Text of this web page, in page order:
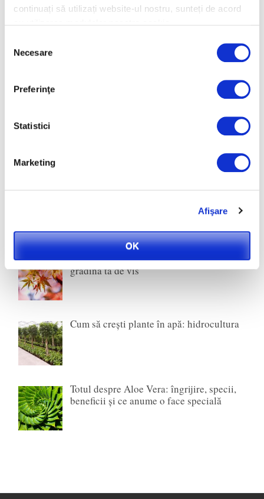
continuați să utilizați website-ul nostru, sunteți de acord
consimțământului
Necesare
Preferinţe
Statistici
Marketing
Afişare
OK
Cauta articole
for:
Idei de Aranjare a Plantelor în Balcon sau
Plante de apartament rezistente la căldură
Top 10 flori de toamnă și arbuști pentru
grădina ta de vis
Cum să crești plante în apă: hidrocultura
Totul despre Aloe Vera: îngrijire, specii,
beneficii și ce anume o face specială